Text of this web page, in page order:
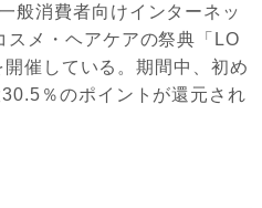
般消費者向けインターネッ
スメ・ヘアケアの祭典「LO
催している。期間中、初め
％のポイントが還元され